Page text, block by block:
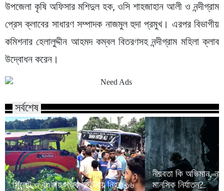
উপজেলা কৃষি অফিসার মশিদুল হক, ওসি শাহজাহান আলী ও নন্দীগ্রাম
প্রেস ক্লাবের সাধারণ সম্পাদক নাজমুল হুদা প্রমুখ। এরপর বিভাগীয়
কমিশনার হেলালুদ্দীন আহমদ কম্বল বিতরণসহ নন্দীগ্রাম মহিলা ক্লাব
উদ্বোধন করেন।
সর্বশেষ
সিলেট ও বগুড়ায় সড়ক দুর্ঘটনায় নিহত ১৬
নীরবতা কি অভিমান,
মানসিক নির্যাতন?